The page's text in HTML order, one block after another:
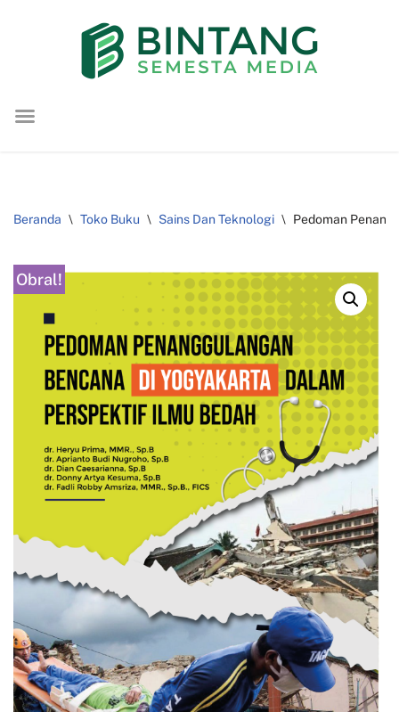
konten
Beranda \ Toko Buku \ Sains Dan Teknologi \ Pedoman
Obral!